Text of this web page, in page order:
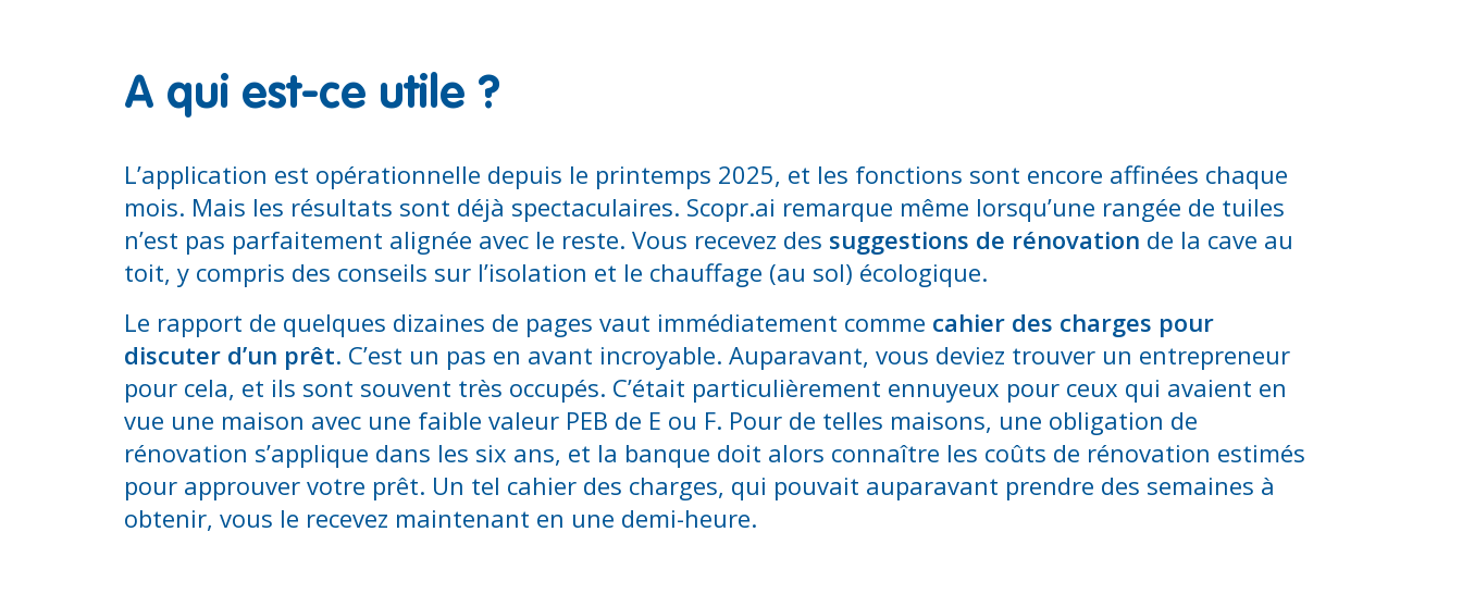
A qui est-ce utile ?
L’application est opérationnelle depuis le printemps 2025, et les fonctions sont encore affinées chaque
mois. Mais les résultats sont déjà spectaculaires. Scopr.ai remarque même lorsqu’une rangée de tuiles
n’est pas parfaitement alignée avec le reste. Vous recevez des suggestions de rénovation de la cave au
toit, y compris des conseils sur l’isolation et le chauffage (au sol) écologique.
Le rapport de quelques dizaines de pages vaut immédiatement comme cahier des charges pour
discuter d’un prêt. C’est un pas en avant incroyable. Auparavant, vous deviez trouver un entrepreneur
pour cela, et ils sont souvent très occupés. C’était particulièrement ennuyeux pour ceux qui avaient en
vue une maison avec une faible valeur PEB de E ou F. Pour de telles maisons, une obligation de
rénovation s’applique dans les six ans, et la banque doit alors connaître les coûts de rénovation estimés
pour approuver votre prêt. Un tel cahier des charges, qui pouvait auparavant prendre des semaines à
obtenir, vous le recevez maintenant en une demi-heure.